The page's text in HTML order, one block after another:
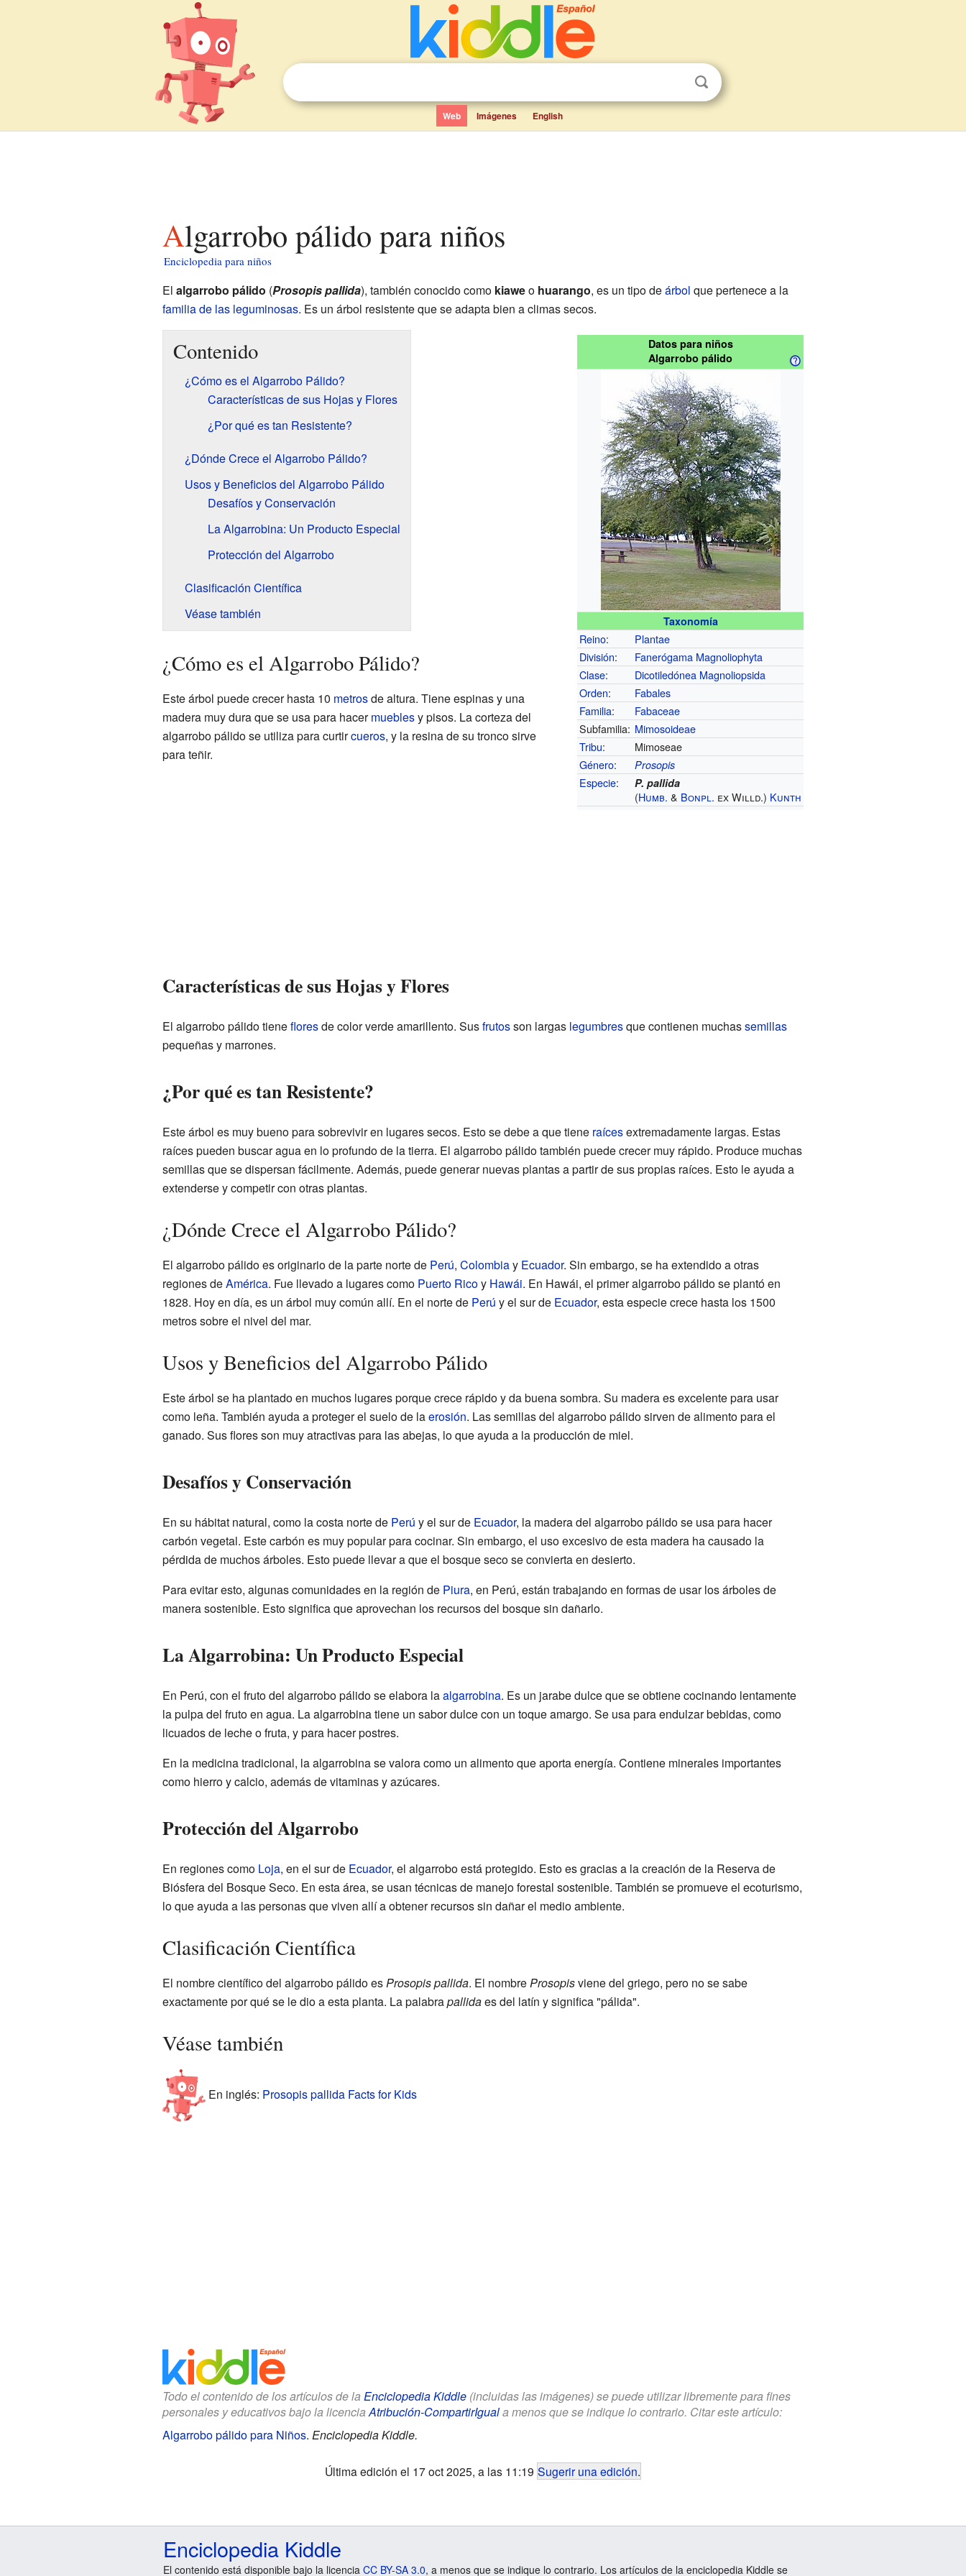
Web Imágenes English
Algarrobo pálido para niños
Enciclopedia para niños
El algarrobo pálido (Prosopis pallida), también conocido como kiaweo huarango, es un tipo deárbol que pertenece a la
familia de las leguminosas. Es un árbol resistente que se adapta bien a climas secos.
Datos para niños
Algarrobo pálido
Taxonomía
Reino:
Plantae
División: Fanerógama Magnoliophyta
Clase: Dicotiledónea Magnoliopsida
Orden:
Fabales
Familia:
Fabaceae
Subfamilia: Mimosoideae
Tribu:
Mimoseae
Género: Prosopis
Especie: P. pallida
(Humb. & Bonpl. ex Willd.) Kunth
Contenido
¿Cómo es el Algarrobo Pálido?
Características de sus Hojas y Flores
¿Por qué es tan Resistente?
¿Dónde Crece el Algarrobo Pálido?
Usos y Beneficios del Algarrobo Pálido
Desafíos y Conservación
La Algarrobina: Un Producto Especial
Protección del Algarrobo
Clasificación Científica
Véase también
¿Cómo es el Algarrobo Pálido?
Este árbol puede crecer hasta 10 metrosde altura. Tiene espinas y una
madera muy dura que se usa para hacermueblesy pisos. La corteza del
algarrobo pálido se utiliza para curtircueros, y la resina de su tronco sirve
para teñir.
Características de sus Hojas y Flores
El algarrobo pálido tienefloresde color verde amarillento. Susfrutosson largas legumbresque contienen muchassemillas
pequeñas y marrones.
¿Por qué es tan Resistente?
Este árbol es muy bueno para sobrevivir en lugares secos. Esto se debe a que tiene raícesextremadamente largas. Estas
raíces pueden buscar agua en lo profundo de la tierra. El algarrobo pálido también puede crecer muy rápido. Produce muchas
semillas que se dispersan fácilmente. Además, puede generar nuevas plantas a partir de sus propias raíces. Esto le ayuda a
extenderse y competir con otras plantas.
¿Dónde Crece el Algarrobo Pálido?
El algarrobo pálido es originario de la parte norte de Perú, Colombiay Ecuador. Sin embargo, se ha extendido a otras
regiones deAmérica. Fue llevado a lugares como Puerto Ricoy Hawái. En Hawái, el primer algarrobo pálido se plantó en
1828. Hoy en día, es un árbol muy común allí. En el norte de Perú y el sur de Ecuador, esta especie crece hasta los 1500
metros sobre el nivel del mar.
Usos y Beneficios del Algarrobo Pálido
Este árbol se ha plantado en muchos lugares porque crece rápido y da buena sombra. Su madera es excelente para usar
como leña. También ayuda a proteger el suelo de laerosión. Las semillas del algarrobo pálido sirven de alimento para el
ganado. Sus flores son muy atractivas para las abejas, lo que ayuda a la producción de miel.
Desafíos y Conservación
En su hábitat natural, como la costa norte de Perú y el sur de Ecuador, la madera del algarrobo pálido se usa para hacer
carbón vegetal. Este carbón es muy popular para cocinar. Sin embargo, el uso excesivo de esta madera ha causado la
pérdida de muchos árboles. Esto puede llevar a que el bosque seco se convierta en desierto.
Para evitar esto, algunas comunidades en la región de Piura, en Perú, están trabajando en formas de usar los árboles de
manera sostenible. Esto significa que aprovechan los recursos del bosque sin dañarlo.
La Algarrobina: Un Producto Especial
En Perú, con el fruto del algarrobo pálido se elabora laalgarrobina. Es un jarabe dulce que se obtiene cocinando lentamente
la pulpa del fruto en agua. La algarrobina tiene un sabor dulce con un toque amargo. Se usa para endulzar bebidas, como
licuados de leche o fruta, y para hacer postres.
En la medicina tradicional, la algarrobina se valora como un alimento que aporta energía. Contiene minerales importantes
como hierro y calcio, además de vitaminas y azúcares.
Protección del Algarrobo
En regiones como Loja, en el sur de Ecuador, el algarrobo está protegido. Esto es gracias a la creación de la Reserva de
Biósfera del Bosque Seco. En esta área, se usan técnicas de manejo forestal sostenible. También se promueve el ecoturismo,
lo que ayuda a las personas que viven allí a obtener recursos sin dañar el medio ambiente.
Clasificación Científica
El nombre científico del algarrobo pálido esProsopis pallida. El nombreProsopisviene del griego, pero no se sabe
exactamente por qué se le dio a esta planta. La palabrapallidaes del latín y significa "pálida".
Véase también
En inglés: Prosopis pallida Facts for Kids
Todo el contenido de los artículos de la Enciclopedia Kiddle(incluidas las imágenes) se puede utilizar libremente para fines
personales y educativos bajo la licenciaAtribución-CompartirIguala menos que se indique lo contrario. Citar este artículo:
Algarrobo pálido para Niños. Enciclopedia Kiddle.
Última edición el 17 oct 2025, a las 11:19 Sugerir una edición.
Enciclopedia Kiddle
El contenido está disponible bajo la licencia CC BY-SA 3.0, a menos que se indique lo contrario. Los artículos de la enciclopedia Kiddle se